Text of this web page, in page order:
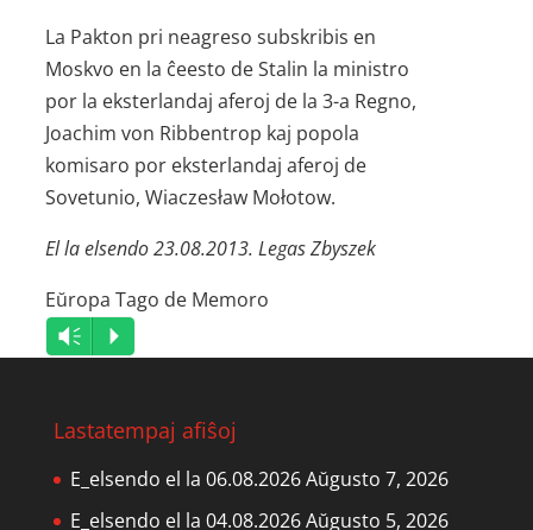
La Pakton pri neagreso subskribis en
Moskvo en la ĉeesto de Stalin la ministro
por la eksterlandaj aferoj de la 3-a Regno,
Joachim von Ribbentrop kaj popola
komisaro por eksterlandaj aferoj de
Sovetunio, Wiaczesław Mołotow.
El la elsendo 23.08.2013. Legas Zbyszek
Eŭropa Tago de Memoro
Audio
Player
Vm P
Lastatempaj afiŝoj
E_elsendo el la 06.08.2026Aŭgusto 7, 2026
E_elsendo el la 04.08.2026Aŭgusto 5, 2026